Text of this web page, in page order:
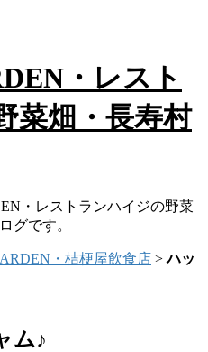
・レスト
菜畑・長寿村
・レストランハイジの野菜
グです。
・桔梗屋飲食店 >ハッ
ム♪